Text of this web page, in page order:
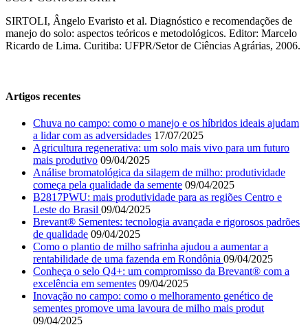
SIRTOLI, Ângelo Evaristo et al. Diagnóstico e recomendações de
manejo do solo: aspectos teóricos e metodológicos. Editor: Marcelo
Ricardo de Lima. Curitiba: UFPR/Setor de Ciências Agrárias, 2006.
Artigos recentes
Chuva no campo: como o manejo e os híbridos ideais ajudam
a lidar com as adversidades 17/07/2025
Agricultura regenerativa: um solo mais vivo para um futuro
mais produtivo 09/04/2025
Análise bromatológica da silagem de milho: produtividade
começa pela qualidade da semente 09/04/2025
B2817PWU: mais produtividade para as regiões Centro e
Leste do Brasil 09/04/2025
Brevant® Sementes: tecnologia avançada e rigorosos padrões
de qualidade 09/04/2025
Como o plantio de milho safrinha ajudou a aumentar a
rentabilidade de uma fazenda em Rondônia 09/04/2025
Conheça o selo Q4+: um compromisso da Brevant® com a
excelência em sementes 09/04/2025
Inovação no campo: como o melhoramento genético de
sementes promove uma lavoura de milho mais produt
09/04/2025